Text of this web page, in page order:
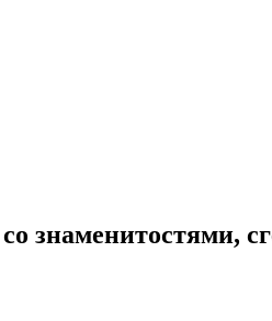
знаменитостями,